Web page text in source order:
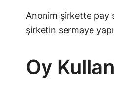
Anonim şirkette pay
şirketin sermaye
Oy